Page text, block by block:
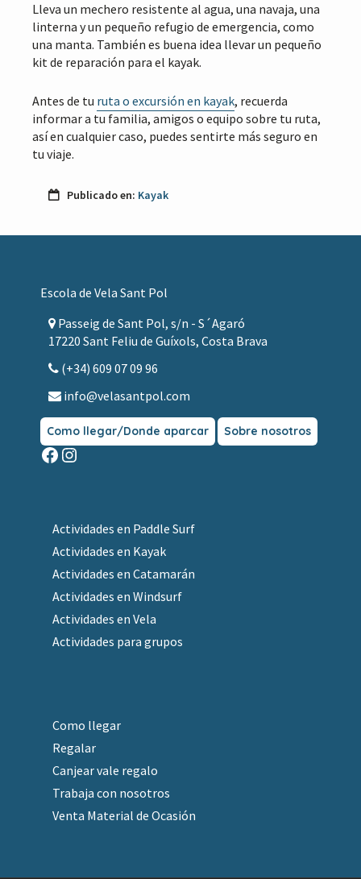
Lleva un mechero resistente al agua, una navaja, una
linterna y un pequeño refugio de emergencia, como
una manta. También es buena idea llevar un pequeño
kit de reparación para el kayak.
Antes de tu ruta o excursión en kayak, recuerda
informar a tu familia, amigos o equipo sobre tu ruta,
así en cualquier caso, puedes sentirte más seguro en
tu viaje.
Publicado en: Kayak
Escola de Vela Sant Pol
Passeig de Sant Pol, s/n - S´Agaró
17220 Sant Feliu de Guíxols, Costa Brava
(+34) 609 07 09 96
info@velasantpol.com
Como llegar/Donde aparcar Sobre nosotros
Facebook
Instagram
Actividades en Paddle Surf
Actividades en Kayak
Actividades en Catamarán
Actividades en Windsurf
Actividades en Vela
Actividades para grupos
Como llegar
Regalar
Canjear vale regalo
Trabaja con nosotros
Venta Material de Ocasión